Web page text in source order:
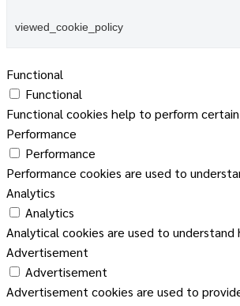
viewed_cookie_policy
Functional
Functional
Functional cookies help to perform
Performance
Performance
Performance cookies are used to
Analytics
Analytics
Analytical cookies are used to
Advertisement
Advertisement
Advertisement cookies are used to